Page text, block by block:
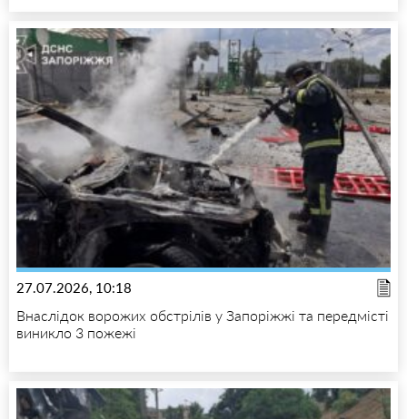
27.07.2026, 10:18
Внаслідок ворожих обстрілів у Запоріжжі та передмісті
виникло 3 пожежі